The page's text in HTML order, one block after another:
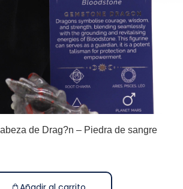
de Drag?n – Piedra de sangre